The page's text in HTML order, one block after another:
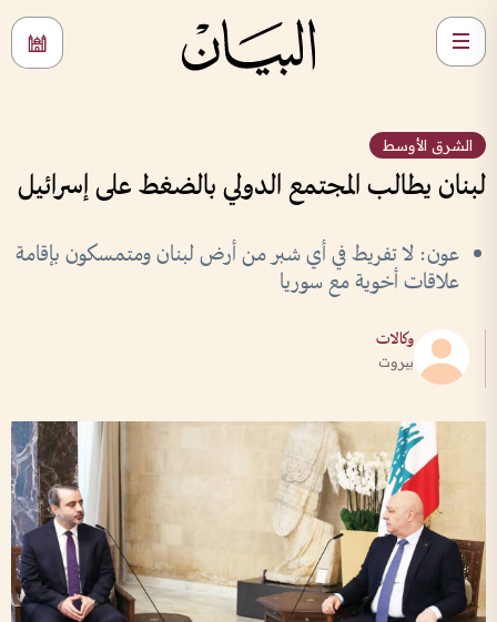
الشرق الأوسط
لبنان يطالب المجتمع الدولي بالضغط على إسرائيل
عون: لا تفريط في أي شبر من أرض لبنان ومتمسكون بإقامة
علاقات أخوية مع سوريا
وكالات
بيروت